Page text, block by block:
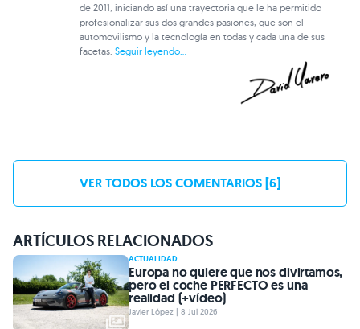
de 2011, iniciando así una trayectoria que le ha permitido
profesionalizar sus dos grandes pasiones, que son el
automovilismo y la tecnología en todas y cada una de sus
facetas.Seguir leyendo...
VER TODOS LOS COMENTARIOS [6]
ARTÍCULOS RELACIONADOS
ACTUALIDAD
Europa no quiere que nos divirtamos,
pero el coche PERFECTO es una
realidad (+vídeo)
Javier López | 8 Jul 2026